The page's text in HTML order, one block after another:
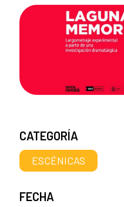
CATEGORÍA
ESCÉNICAS
FECHA